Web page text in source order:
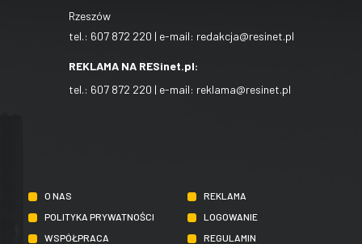
Rzeszów
tel.: 607 872 220 | e-mail: redakcja@resinet.pl
REKLAMA NA RESinet.pl:
tel.: 607 872 220 | e-mail: reklama@resinet.pl
O NAS
REKLAMA
POLITYKA PRYWATNOŚCI
LOGOWANIE
WSPÓŁPRACA
REGULAMIN